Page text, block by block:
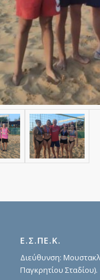
Ε.Σ.ΠΕ.Κ.
Διεύθυνση:
Παγκρητίου Σταδίου).